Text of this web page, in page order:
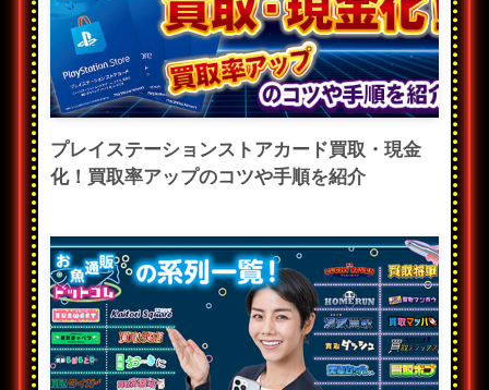
プレイステーションストアカード買取・現金
化！買取率アップのコツや手順を紹介